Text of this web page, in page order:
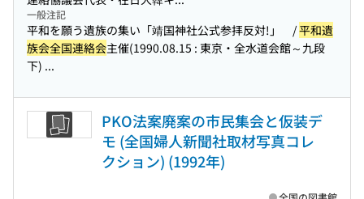
一般注記
平和を願う遺族の集い「靖国神社公式参拝反対!」 /平和遺
族会全国連絡会主催(1990.08.15 : 東京・全水道会館～九段
下) ...
PKO法案廃案の市民集会と仮装デ
モ (全国婦人新聞社取材写真コレ
クション) (1992年)